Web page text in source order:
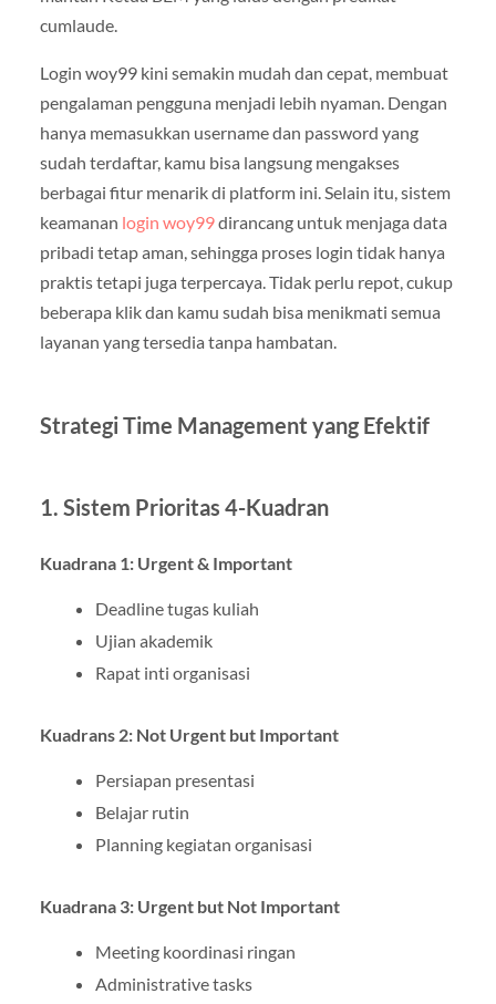
cumlaude.
Login woy99 kini semakin mudah dan cepat, membuat
pengalaman pengguna menjadi lebih nyaman. Dengan
hanya memasukkan username dan password yang
sudah terdaftar, kamu bisa langsung mengakses
berbagai fitur menarik di platform ini. Selain itu, sistem
keamanan login woy99dirancang untuk menjaga data
pribadi tetap aman, sehingga proses login tidak hanya
praktis tetapi juga terpercaya. Tidak perlu repot, cukup
beberapa klik dan kamu sudah bisa menikmati semua
layanan yang tersedia tanpa hambatan.
Strategi Time Management yang Efektif
1. Sistem Prioritas 4-Kuadran
Kuadrana 1: Urgent & Important
Deadline tugas kuliah
Ujian akademik
Rapat inti organisasi
Kuadrans 2: Not Urgent but Important
Persiapan presentasi
Belajar rutin
Planning kegiatan organisasi
Kuadrana 3: Urgent but Not Important
Meeting koordinasi ringan
Administrative tasks